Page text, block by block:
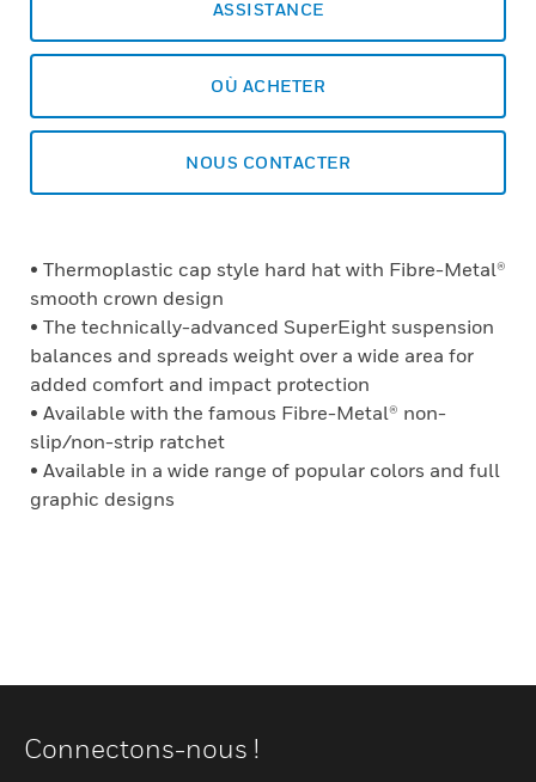
ASSISTANCE
OÙ ACHETER
NOUS CONTACTER
• Thermoplastic cap style hard hat with Fibre-Metal®
smooth crown design
• The technically-advanced SuperEight suspension
balances and spreads weight over a wide area for
added comfort and impact protection
• Available with the famous Fibre-Metal® non-
slip/non-strip ratchet
• Available in a wide range of popular colors and full
graphic designs
Connectons-nous !